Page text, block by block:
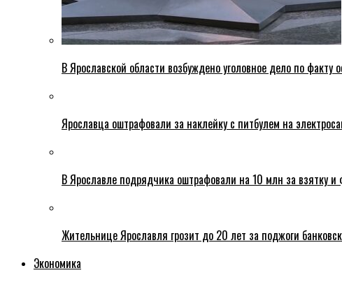
В Ярославской области возбуждено уголовное дело по факту
Ярославца оштрафовали за наклейку с питбулем на
В Ярославле подрядчика оштрафовали на 10 млн за взятку и
Жительнице Ярославля грозит до 20 лет за поджоги
Экономика